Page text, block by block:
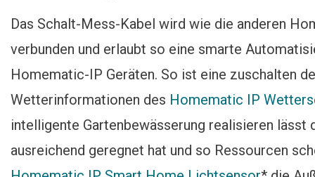
Das Schalt-Mess-Kabel wird wie die anderen
verbunden und erlaubt so eine smarte
Homematic-IP Geräten. So ist eine zuschalten
Wetterinformationen des Homematic IP
intelligente Gartenbewässerung realisieren lässt
ausreichend geregnet hat und so Ressourcen